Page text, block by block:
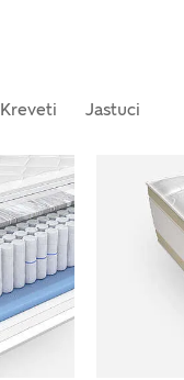
Kreveti Jastuci